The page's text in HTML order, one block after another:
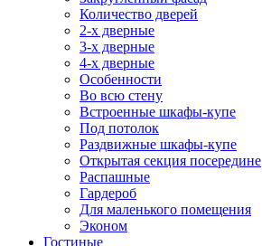
Количество дверей
2-х дверные
3-х дверные
4-х дверные
Особенности
Во всю стену
Встроенные шкафы-купе
Под потолок
Раздвижные шкафы-купе
Открытая секция посередине
Распашные
Гардероб
Для маленького помещения
Эконом
Гостиные